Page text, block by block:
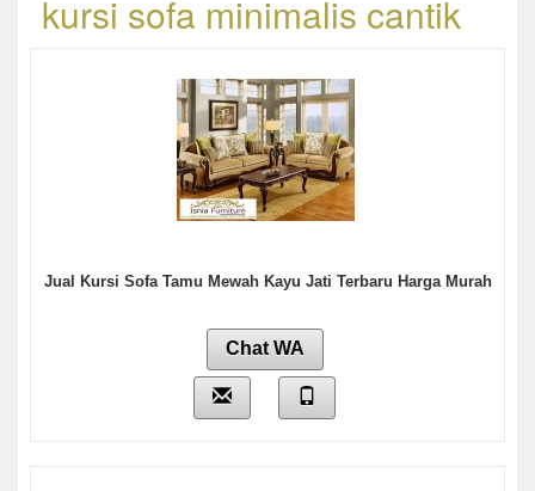
kursi sofa minimalis cantik
Jual Kursi Sofa Tamu Mewah Kayu Jati Terbaru Harga Murah
Chat WA